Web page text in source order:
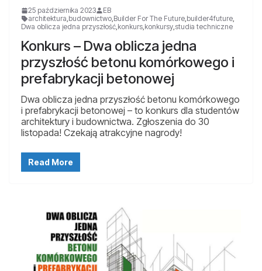
25 października 2023
EB
architektura,budownictwo,Builder For The Future,builder4future,
Dwa oblicza jedna przyszłość,konkurs,konkursy,studia techniczne
Konkurs – Dwa oblicza jedna
przyszłość betonu komórkowego i
prefabrykacji betonowej
Dwa oblicza jedna przyszłość betonu komórkowego
i prefabrykacji betonowej – to konkurs dla studentów
architektury i budownictwa. Zgłoszenia do 30
listopada! Czekają atrakcyjne nagrody!
Read More